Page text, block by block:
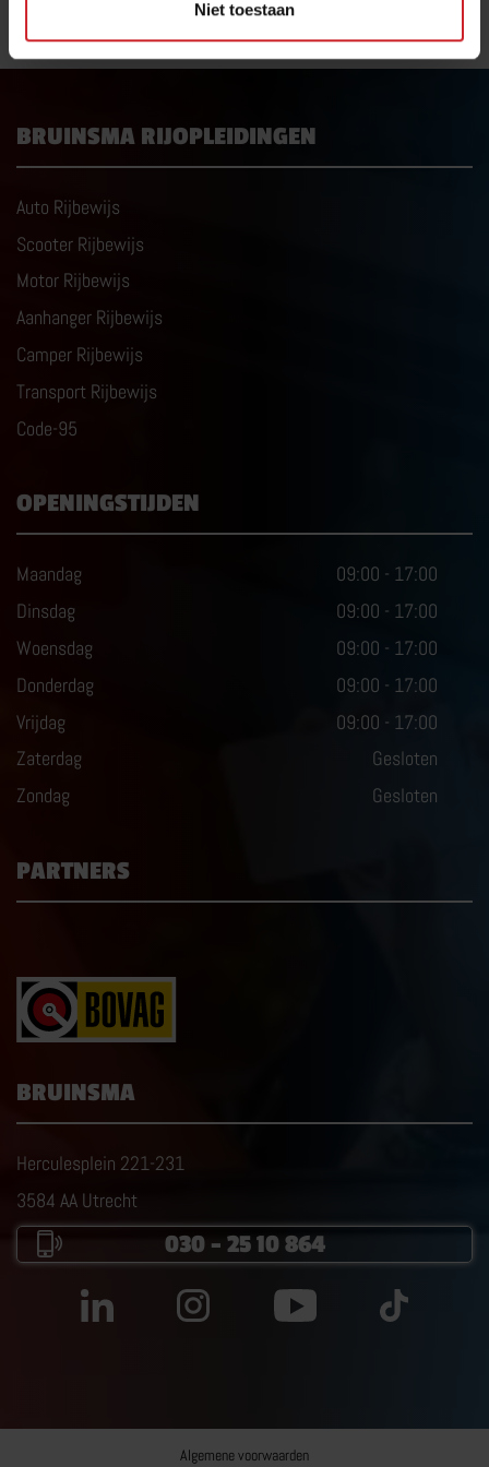
Niet toestaan
BRUINSMA RIJOPLEIDINGEN
Auto Rijbewijs
Scooter Rijbewijs
Motor Rijbewijs
Aanhanger Rijbewijs
Camper Rijbewijs
Transport Rijbewijs
Code-95
OPENINGSTIJDEN
Maandag 09:00 - 17:00
Dinsdag
09:00 - 17:00
Woensdag
09:00 - 17:00
Donderdag
09:00 - 17:00
Vrijdag
09:00 - 17:00
Zaterdag
Gesloten
Zondag
Gesloten
PARTNERS
BRUINSMA
Herculesplein 221-231
3584 AA Utrecht
030 – 25 10 864
Algemene voorwaarden
030 – 25 10 864